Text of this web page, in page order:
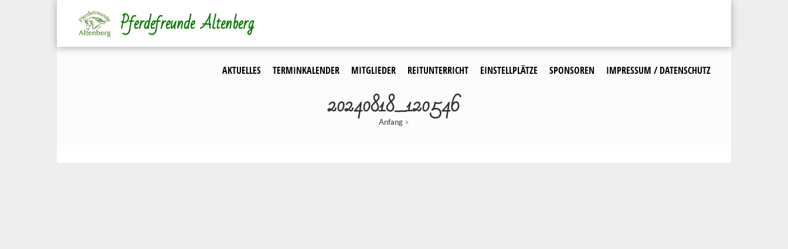
Pferdefreunde Altenberg
AKTUELLES TERMINKALENDER MITGLIEDER REITUNTERRICHT EINSTELLPLÄTZE SPONSOREN IMPRESSUM / DATENSCHUTZ
20240818_120546
Anfang >